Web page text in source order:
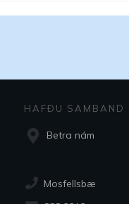
HAFÐU SAMBAND
Betra nám
Mosfellsbæ